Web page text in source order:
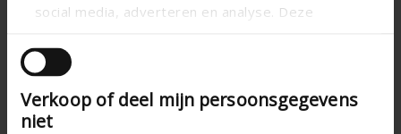
social media, adverteren en analyse. Deze
andere informatie die u aan ze heeft verstrekt of
die ze hebben verzameld op basis van uw gebruik
van hun services.
Verkoop of deel mijn persoonsgegevens
niet